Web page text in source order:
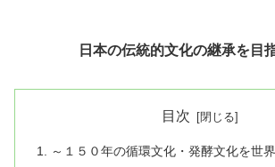
日本の伝統的文化の継承を目
目次
～１５０年の循環文化・発酵文化を世